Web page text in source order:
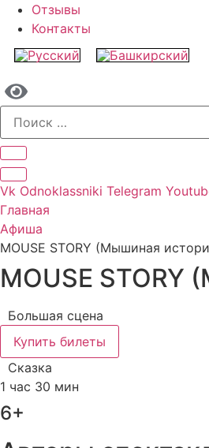
Отзывы
Контакты
Vk Odnoklassniki Telegram
Главная
Афиша
MOUSE STORY (Мышиная
MOUSE STORY
Большая сцена
Купить билеты
Сказка
1 час 30 мин
6+